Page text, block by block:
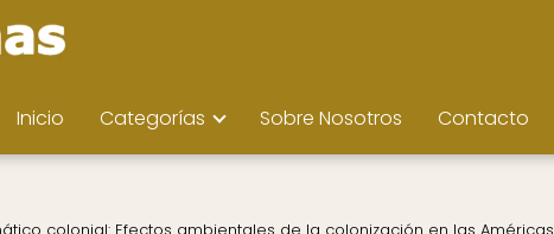
Inicio Categorías Sobre Nosotros Contacto